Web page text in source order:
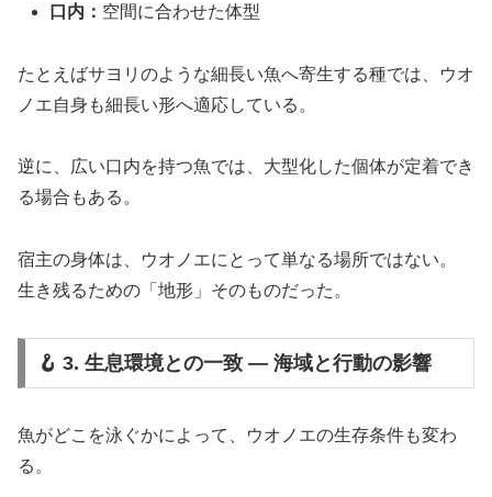
口内： 空間に合わせた体型
たとえばサヨリのような細長い魚へ寄生する種では、ウオ
ノエ自身も細長い形へ適応している。
逆に、広い口内を持つ魚では、大型化した個体が定着でき
る場合もある。
宿主の身体は、ウオノエにとって単なる場所ではない。
生き残るための「地形」そのものだった。
🪝 3. 生息環境との一致 ― 海域と行動の影響
魚がどこを泳ぐかによって、ウオノエの生存条件も変わ
る。